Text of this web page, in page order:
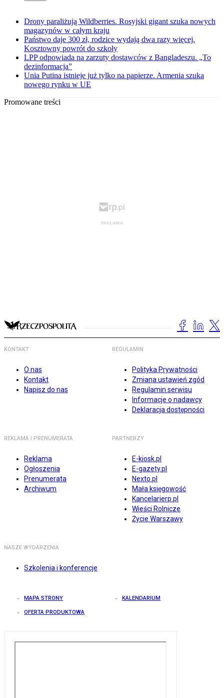
Drony paraliżują Wildberries. Rosyjski gigant szuka nowych
magazynów w całym kraju
Państwo daje 300 zł, rodzice wydają dwa razy więcej.
Kosztowny powrót do szkoły
LPP odpowiada na zarzuty dostawców z Bangladeszu. „To
dezinformacja”
Unia Putina istnieje już tylko na papierze. Armenia szuka
nowego rynku w UE
Promowane treści
KONTAKT
O nas
Kontakt
Napisz do nas
REGULAMIN
Polityka Prywatności
Zmiana ustawień zgód
Regulamin serwisu
Informacje o nadawcy
Deklaracja dostępności
REKLAMA I PRENUMERATA
Reklama
Ogłoszenia
Prenumerata
Archiwum
PARTNERZY
E-kiosk.pl
E-gazety.pl
Nexto.pl
Mała księgowość
Kancelarierp.pl
Wieści Rolnicze
Życie Warszawy
NASZE WYDARZENIA
Szkolenia i konferencje
MAPA STRONY KALENDARIUM
OFERTA PRODUKTOWA